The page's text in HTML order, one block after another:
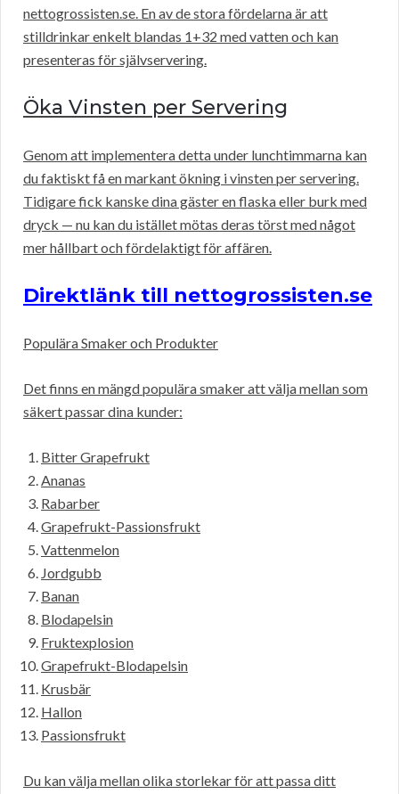
nettogrossisten.se. En av de stora fördelarna är att
stilldrinkar enkelt blandas 1+32 med vatten och kan
presenteras för självservering.
Öka Vinsten per Servering
Genom att implementera detta under lunchtimmarna kan
du faktiskt få en markant ökning i vinsten per servering.
Tidigare fick kanske dina gäster en flaska eller burk med
dryck — nu kan du istället mötas deras törst med något
mer hållbart och fördelaktigt för affären.
Direktlänk till nettogrossisten.se
Populära Smaker och Produkter
Det finns en mängd populära smaker att välja mellan som
säkert passar dina kunder:
Bitter Grapefrukt
Ananas
Rabarber
Grapefrukt-Passionsfrukt
Vattenmelon
Jordgubb
Banan
Blodapelsin
Fruktexplosion
Grapefrukt-Blodapelsin
Krusbär
Hallon
Passionsfrukt
Du kan välja mellan olika storlekar för att passa ditt